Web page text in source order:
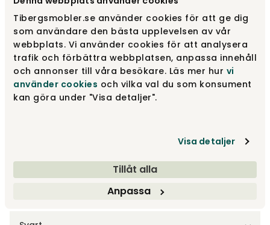
Tibergsmobler.se använder cookies för att ge dig
som användare den bästa upplevelsen av vår
webbplats. Vi använder cookies för att analysera
trafik och förbättra webbplatsen, anpassa innehåll
och annonser till våra besökare. Läs mer hur vi
använder cookies och vilka val du som konsument
kan göra under "Visa detaljer".
Visa detaljer
Tillåt alla
Anpassa
Oak 2 850 kr
Chocolate 2 850 kr
Visa fler +5